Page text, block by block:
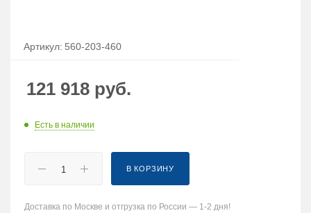
Артикул: 560-203-460
121 918 руб.
Есть в наличии
В КОРЗИНУ
Доставка по Москве и отгрузка по России — 1-2 дня!